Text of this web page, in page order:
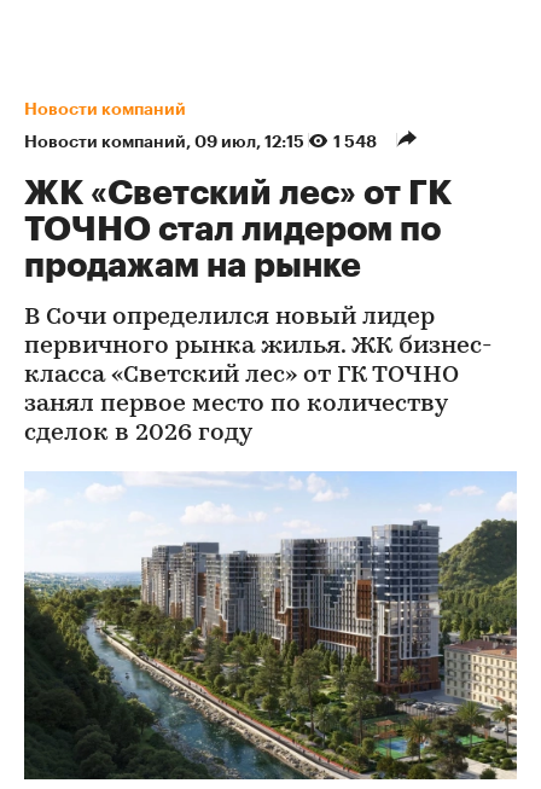
Новости компаний
Новости компаний⁠, 09 июл, 12:15 1 548
ЖК «Светский лес» от ГК
ТОЧНО стал лидером по
продажам на рынке
В Сочи определился новый лидер
первичного рынка жилья. ЖК бизнес-
класса «Светский лес» от ГК ТОЧНО
занял первое место по количеству
сделок в 2026 году